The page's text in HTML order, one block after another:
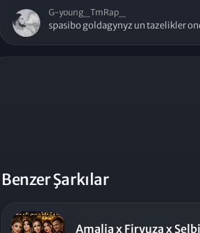
G-young_TmRap_
spasibo goldagynyz un tazelikler
Benzer Şarkılar
Amalia x Firyuza x